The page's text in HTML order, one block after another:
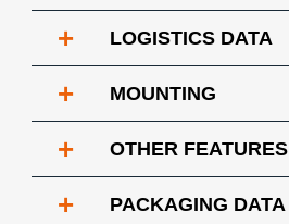
+ LOGISTICS DATA
+ MOUNTING
+ OTHER FEATURES
+ PACKAGING DATA